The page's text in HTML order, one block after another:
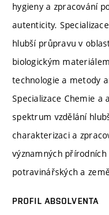
hygieny a zpracování
autenticity.
hlubší průpravu v
biologickým
technologie a metody
Specializace Chemie a
spektrum vzdělání
charakterizaci a
významných
potravinářských a
PROFIL ABSOLVENTA